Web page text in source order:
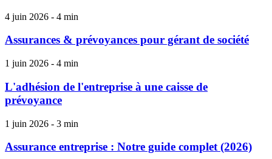
4 juin 2026 - 4 min
Assurances & prévoyances pour gérant de société
1 juin 2026 - 4 min
L'adhésion de l'entreprise à une caisse de
prévoyance
1 juin 2026 - 3 min
Assurance entreprise : Notre guide complet (2026)